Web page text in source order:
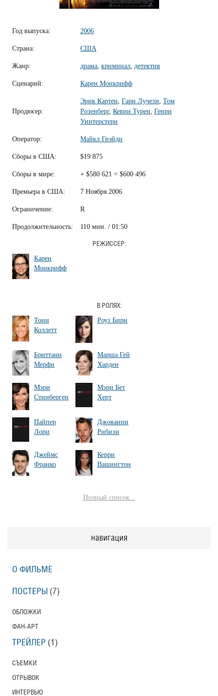
Год выпуска: 2006
Страна: США
Жанр: драма криминал детектив
Сценарий: Карен Монкрифф
Продюсер:
Эрик Картен Гари Лучези Том
Розенберг, Кевин Турен Генри
Уинтерстерн
Оператор: Майкл Грэйди
Сборы в США: $19 875
Сборы в мире: + $580 621 = $600 496
Премьера в США: 7 Ноября 2006
Ограничение: R
Продолжительность: 110 мин. / 01:50
РЕЖИССЕР:
Карен
Монкрифф
В РОЛЯХ:
Тони
Коллетт
Роуз Бирн
Бриттани
Мерфи
Марша Гей
Харден
Мэри
Стинберген
Мэри Бет
Херт
Пайпер
Лори
Джованни
Рибизи
Джеймс
Франко
Керри
Вашингтон
Полный список...
навигация
О ФИЛЬМЕ
ПОСТЕРЫ (7)
ОБЛОЖКИ
ФАН-АРТ
ТРЕЙЛЕР (1)
СЪЕМКИ
ОТРЫВОК
ИНТЕРВЬЮ